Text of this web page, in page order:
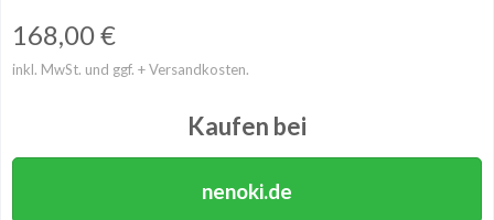
168,00€
inkl. MwSt. und ggf. + Versandkosten.
Kaufen bei
nenoki.de